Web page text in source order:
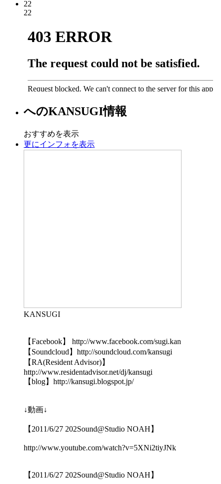
22
22
へのKANSUGI情報
おすすめを表示
更にインフォを表示
KANSUGI
【Facebook】 http://www.facebook.com/sugi.kan
【Soundcloud】http://soundcloud.com/kansugi
【RA(Resident Advisor)】
http://www.residentadvisor.net/dj/kansugi
【blog】http://kansugi.blogspot.jp/
↓動画↓
【2011/6/27 202Sound@Studio NOAH】
http://www.youtube.com/watch?v=5XNi2tiyJNk
【2011/6/27 202Sound@Studio NOAH】